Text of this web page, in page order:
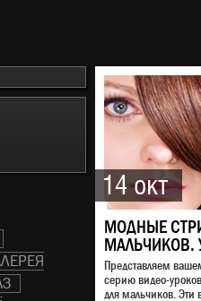
14 окт
МОДНЫЕ
МАЛЬЧИКОВ.
Представляем
серию видео-
для мальчиков. Эти